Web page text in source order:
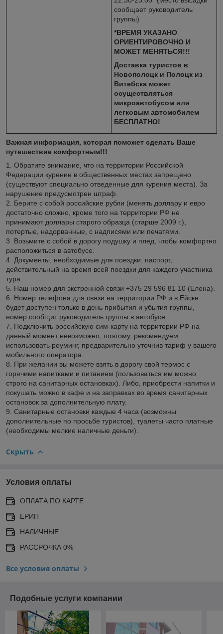
сообщает руководитель
группы)
*ВРЕМЯ УКАЗАНО
ОРИЕНТИРОВОЧНО И
МОЖЕТ МЕНЯТЬСЯ!!!
Доставка туристов в
Новополоцк и Полоцк из
Витебска может
осуществляться
микроавтобусом или
легковым автомобилем
БЕСПЛАТНО!
Важная информация, которая поможет сделать Ваше
путешествие комфортным!!!
1. Обратите внимание, что на территории Российской
Федерации курение в общественных местах запрещено
(существуют специально отведенные для курения места). За
нарушение предусмотрен штраф.
2. Берите с собой российские рубли (менять доллару и евро
достаточно сложно, кроме того на территории РФ не
принимают доллары старого образца (старше 2009 г.),
потертые, надорванные, с надписями или печатями.
3. Возьмите с собой в дорогу подушку и плед, чтобы комфортно
расположиться в автобусе.
4. Документы, необходимые для поездки: паспорт,
действительный на время всей поездки для каждого участника
тура.
5. Наш номер для экстренной связи +375 29 596 81 10 (Елена).
6. Номер телефона для связи на территории РФ и в Ейске
будет доступен только в день прибытия и убытия группы,
номер сообщит руководитель группы в автобусе.
7. Подключить российскую сим-карту на территории РФ на
данный момент невозможно, поэтому, рекомендуем
использовать роуминг, предварительно уточнив тариф у вашего
мобильного оператора.
8. При желании вы можете взять в дорогу свой термос с
горячими напитками и питанием (пользоваться им можно
строго на санитарных остановках). Либо, приобрести напитки и
покушать можно в кафе и на заправках во время санитарных
остановок за дополнительную плату.
9. Санитарные остановки каждые 4 часа (возможны
дополнительные по просьбе туристов), туалеты часто платные
(необходимы мелкие наличные деньги).
Скрыть
Условия оплаты
ОПЛАТА ПО КАРТЕ
ЕРИП
НАЛИЧНЫЕ
РАССРОЧКА 0%
Все условия оплаты
Подобные услуги компании